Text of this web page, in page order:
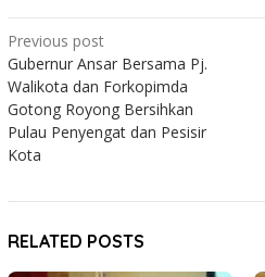
Post
navigation
Previous post
Gubernur Ansar Bersama Pj.
Walikota dan Forkopimda
Gotong Royong Bersihkan
Pulau Penyengat dan Pesisir
Kota
RELATED POSTS